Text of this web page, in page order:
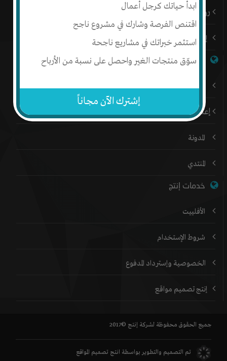
ابدأ حياتك كرجل أعمال
اقتنص الفرصة وشارك في مشروع ناجح
استثمر خبراتك في مشاريع ناجحة
سوّق منتجات الغير واحصل على نسبة من الأرباح
إشترك الآن مجاناً
رؤيتنا
إتصل بنا
روابط هامة
باقات إنتج المميزة
إعلن على إنتج
المدونة
المنتدي
خدمات إنتج
الأفلييت
شروط الإستخدام
الخصوصية وإسترداد المدفوع
إنتج تصميم مواقع
جميع الحقوق محفوظة لشركة إنتج ©2017
تم التصميم والتطوير بواسطة انتج تصميم المواقع